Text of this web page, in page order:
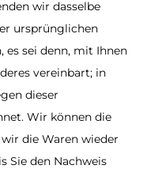
wir dasselbe
ursprünglichen
es sei denn, mit Ihnen
vereinbart; in
dieser
Wir können die
die Waren wieder
Sie den Nachweis